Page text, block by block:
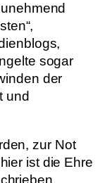
sogar
der
und
zur Not
ist die Ehre